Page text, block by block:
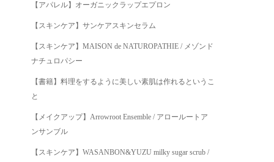
【アパレル】オーガニックラップエプロン
【スキンケア】サンケアスキンセラム
【スキンケア】MAISON de NATUROPATHIE / メゾンド
ナチュロパシー
【書籍】料理をするように美しい素肌は作れるというこ
と
【メイクアップ】Arrowroot Ensemble / アロールートア
ンサンブル
【スキンケア】WASANBON&YUZU milky sugar scrub /